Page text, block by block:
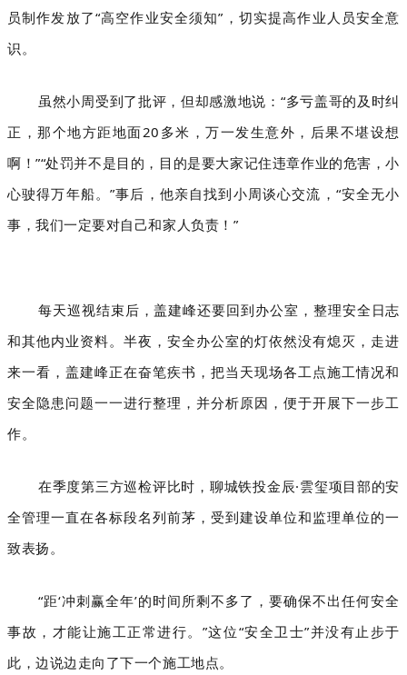
员制作发放了“高空作业安全须知”，切实提高作业人员安全意
识。
虽然小周受到了批评，但却感激地说：“多亏盖哥的及时纠
正，那个地方距地面20多米，万一发生意外，后果不堪设想
啊！”“处罚并不是目的，目的是要大家记住违章作业的危害，小
心驶得万年船。”事后，他亲自找到小周谈心交流，“安全无小
事，我们一定要对自己和家人负责！”
每天巡视结束后，盖建峰还要回到办公室，整理安全日志
和其他内业资料。半夜，安全办公室的灯依然没有熄灭，走进
来一看，盖建峰正在奋笔疾书，把当天现场各工点施工情况和
安全隐患问题一一进行整理，并分析原因，便于开展下一步工
作。
在季度第三方巡检评比时，聊城铁投金辰·雲玺项目部的安
全管理一直在各标段名列前茅，受到建设单位和监理单位的一
致表扬。
“距‘冲刺赢全年’的时间所剩不多了，要确保不出任何安全
事故，才能让施工正常进行。”这位“安全卫士”并没有止步于
此，边说边走向了下一个施工地点。